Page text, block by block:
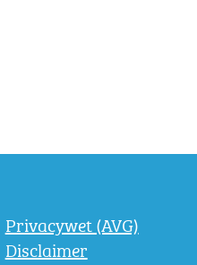
Privacywet (AVG)
Disclaimer